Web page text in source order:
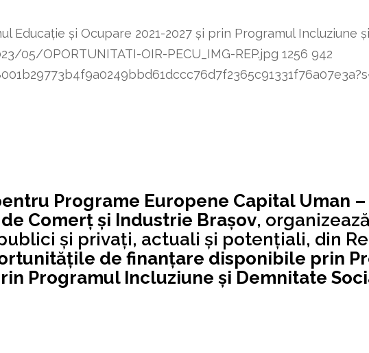
şi Ocupare 2021-2027 şi prin Programul Incluziune
OPORTUNITATI-OIR-PECU_IMG-REP.jpg 1256 942
Programe Europene Capital Uman
Comerț și Industrie Brașov,
și privați, actuali şi potenţiali, din
de finanţare disponibile prin
Programul Incluziune şi Demnitate